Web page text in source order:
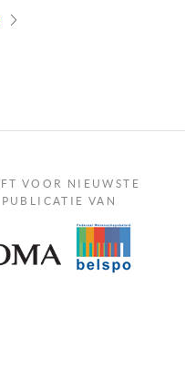
VOOR NIEUWSTE
VAN